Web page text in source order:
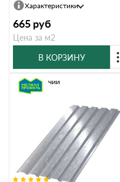
Характеристики
665 руб
Цена за м2
В КОРЗИНУ
В наличии